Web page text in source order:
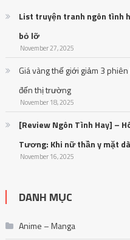
List truyện tranh ngôn tình
bỏ lỡ
November 27, 2025
Giá vàng thế giới giảm 3
đến thị trường
November 18, 2025
[Review Ngôn Tình Hay] –
Tương: Khi nữ thần y mặt
November 16, 2025
DANH MỤC
Anime – Manga